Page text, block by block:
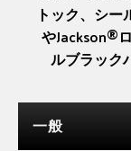
トック、シ
やJackson®
ルブラック
一般